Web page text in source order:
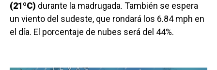
(21ºC) durante la madrugada. También se espera
un viento del sudeste, que rondará los 6.84 mph en
el día. El porcentaje de nubes será del 44%.